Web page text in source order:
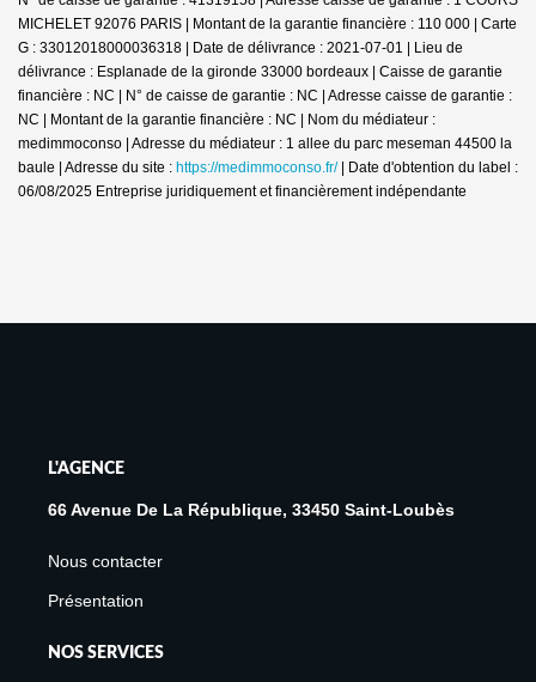
MICHELET 92076 PARIS | Montant de la garantie financière : 110 000 | Carte
G : 33012018000036318 | Date de délivrance : 2021-07-01 | Lieu de
délivrance : Esplanade de la gironde 33000 bordeaux | Caisse de garantie
financière : NC | N° de caisse de garantie : NC | Adresse caisse de garantie :
NC | Montant de la garantie financière : NC | Nom du médiateur :
medimmoconso | Adresse du médiateur : 1 allee du parc meseman 44500 la
baule | Adresse du site : https://medimmoconso.fr/| Date d'obtention du label :
06/08/2025 Entreprise juridiquement et financièrement indépendante
L'AGENCE
66 Avenue De La République, 33450 Saint-Loubès
Nous contacter
Présentation
NOS SERVICES